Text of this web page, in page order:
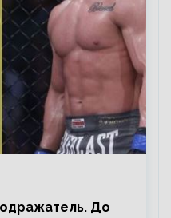
До